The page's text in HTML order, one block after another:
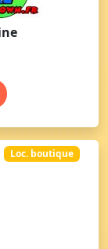
Loc. boutique